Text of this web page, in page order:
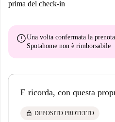
prima del check-in
errorUna volta confermata la
Spotahome non è rimborsabile
E ricorda, con questa
lock DEPOSITO PROTETTO